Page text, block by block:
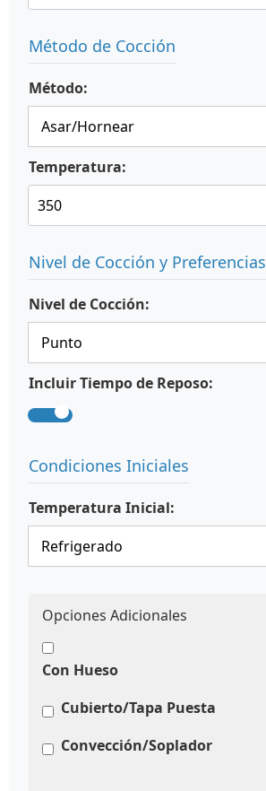
Método de Cocción
Método:
Temperatura:
Nivel de Cocción y Preferencias
Nivel de Cocción:
Incluir Tiempo de Reposo:
Condiciones Iniciales
Temperatura Inicial:
Opciones Adicionales
Con Hueso
Cubierto/Tapa Puesta
Convección/Soplador